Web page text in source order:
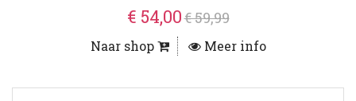
€ 54,00€ 59,99
Naar shop Meer info